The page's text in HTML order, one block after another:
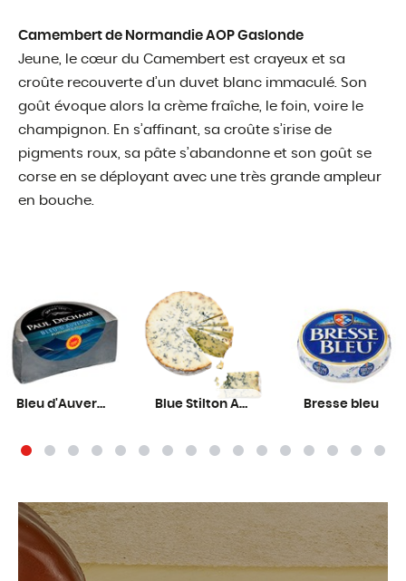
Camembert de Normandie AOP Gaslonde
Jeune, le cœur du Camembert est crayeux et sa
croûte recouverte d’un duvet blanc immaculé. Son
goût évoque alors la crème fraîche, le foin, voire le
champignon. En s’affinant, sa croûte s’irise de
pigments roux, sa pâte s’abandonne et son goût se
corse en se déployant avec une très grande ampleur
en bouche.
Bleu d'Auvergne AOP Dischamp Blue Stilton AOP Bresse bleu